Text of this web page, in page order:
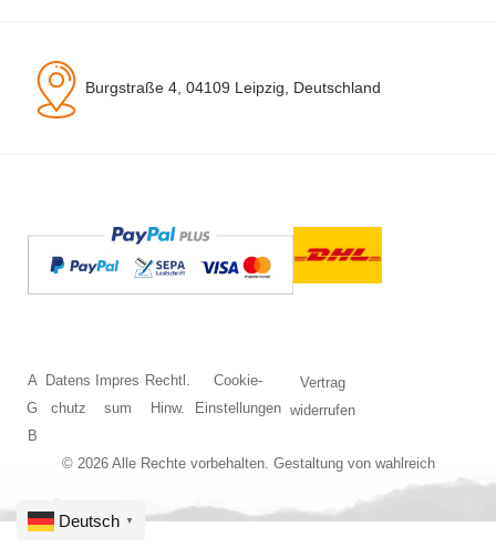
Burgstraße 4, 04109 Leipzig, Deutschland
© 2026 Alle Rechte vorbehalten. Gestaltung von wahlreich
A
G
B
Datens
chutz
Impres
sum
Rechtl.
Hinw.
Cookie-
Einstellungen
Vertrag
widerrufen
Deutsch ▼